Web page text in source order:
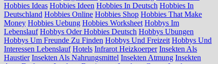
Hobbies Ideas Hobbies Ideen Hobbies In Deutsch Hobbies In
Deutschland Hobbies Online Hobbies Shop Hobbies That Make
Money Hobbies Uebung Hobbies Worksheet Hobbys Im
Lebenslauf Hobbys Oder Hobbies Deutsch Hobbys Ubungen
Hobbys Um Freunde Zu Finden Hobbys Und Freizeit Hobbys Und
Interessen Lebenslauf Hotels Infrarot Heizkoerper Insekten Als
Haustier Insekten Als Nahrungsmittel Insekten Atmung Insekten